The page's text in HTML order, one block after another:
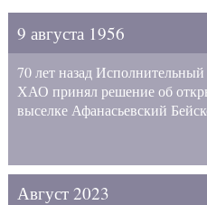
9 августа 1956
70 лет назад
ХАО принял решение об
выселке Афанасьевский
Август 2023